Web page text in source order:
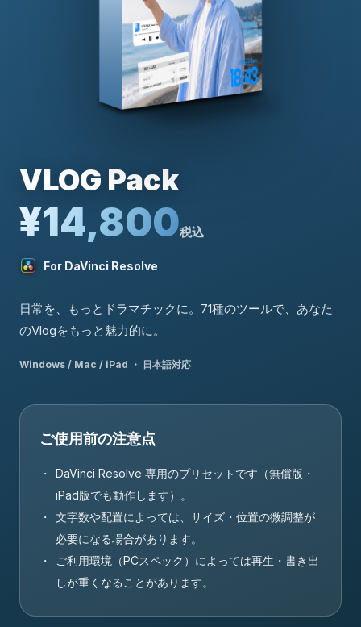
VLOG Pack
¥14,800税込
For DaVinci Resolve
日常を、もっとドラマチックに。71種のツールで、あなた
のVlogをもっと魅力的に。
Windows / Mac / iPad ・ 日本語対応
ご使用前の注意点
DaVinci Resolve 専用のプリセットです（無償版・
iPad版でも動作します）。
文字数や配置によっては、サイズ・位置の微調整が
必要になる場合があります。
ご利用環境（PCスペック）によっては再生・書き出
しが重くなることがあります。